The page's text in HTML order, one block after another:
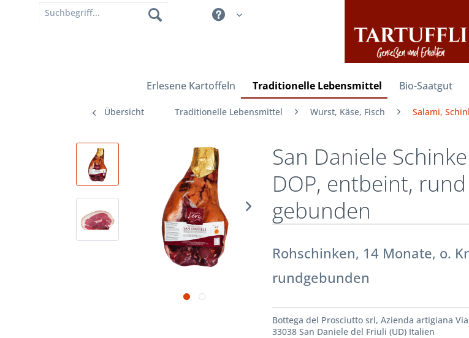
Erlesene Kartoffeln Traditionelle Lebensmittel Bio-Saatgut
Übersicht Traditionelle Lebensmittel Wurst, Käse, Fisch Salami,
San Daniele
DOP, entbeint, rund
gebunden
Rohschinken, 14 Monate, o.
rundgebunden
Bottega del Prosciutto srl, Azienda artigiana
33038 San Daniele del Friuli (UD) Italien